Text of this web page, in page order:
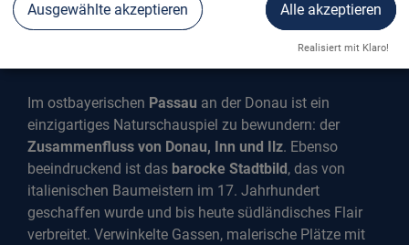
PASSAU AN DER DONAU
Im ostbayerischen Passau an der Donau ist ein
einzigartiges Naturschauspiel zu bewundern: der
Zusammenfluss von Donau, Inn und Ilz. Ebenso
beeindruckend ist das barocke Stadtbild , das von
italienischen Baumeistern im 17. Jahrhundert
geschaffen wurde und bis heute südländisches Flair
verbreitet. Verwinkelte Gassen, malerische Plätze mit
Ausgewählte akzeptieren Alle akzeptieren
Realisiert mit Klaro!